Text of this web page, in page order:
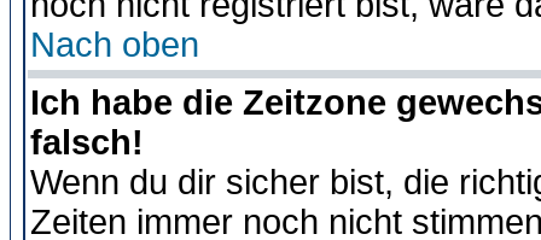
Nach oben
Ich habe die Zeitzone
falsch!
Wenn du dir sicher bist, die
Zeiten immer noch nicht